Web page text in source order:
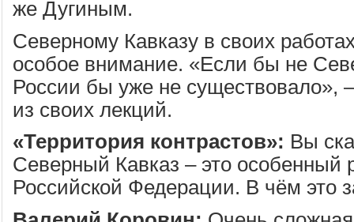
же Дугиным.
Северному Кавказу в своих
особое внимание. «Если бы не
России бы уже не существовало»,
из своих лекций.
«Территория контрастов»: Вы
Северный Кавказ – это особенный
Российской Федерации. В чём это